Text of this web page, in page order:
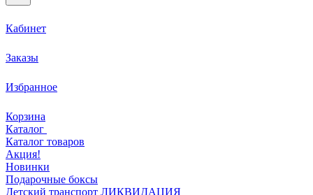
Кабинет
Заказы
Избранное
Корзина
Каталог
Каталог товаров
Акция!
Новинки
Подарочные боксы
Детский транспорт ЛИКВИДАЦИЯ